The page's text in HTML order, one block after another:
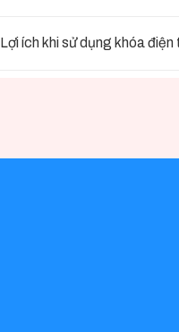
Lợi ích khi sử dụng khóa điện